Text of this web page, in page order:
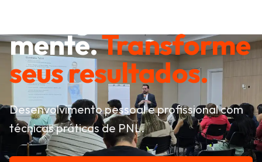
mente.Transforme
seus resultados.
Desenvolvimento pessoal e profissional com
técnicas práticas de PNL.